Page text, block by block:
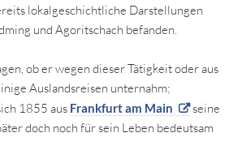
lokalgeschichtliche Darstellungen
und Agoritschach befanden.
ob er wegen dieser Tätigkeit oder aus
Auslandsreisen unternahm;
1855 aus Frankfurt am Main
seine
doch noch für sein Leben bedeutsam